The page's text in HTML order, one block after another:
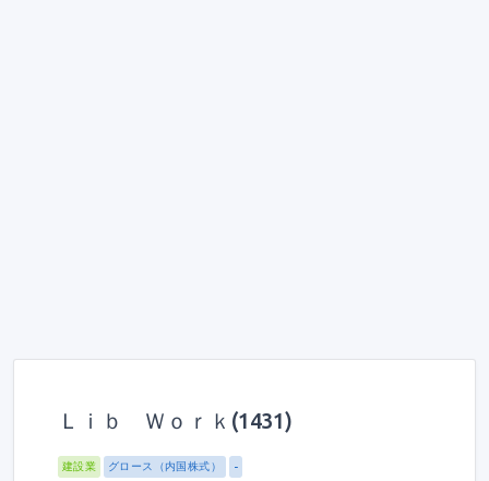
Ｌｉｂ Ｗｏｒｋ(1431)
建設業 グロース（内国株式） -